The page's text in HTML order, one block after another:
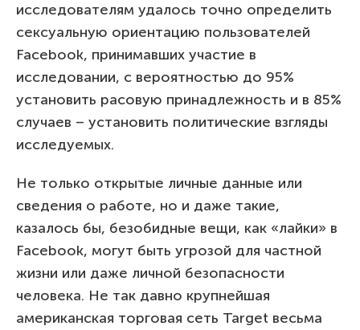
исследователям удалось точно определить
сексуальную ориентацию пользователей
Facebook, принимавших участие в
исследовании, с вероятностью до 95%
установить расовую принадлежность и в 85%
случаев – установить политические взгляды
исследуемых.
Не только открытые личные данные или
сведения о работе, но и даже такие,
казалось бы, безобидные вещи, как «лайки» в
Facebook, могут быть угрозой для частной
жизни или даже личной безопасности
человека. Не так давно крупнейшая
американская торговая сеть Target весьма